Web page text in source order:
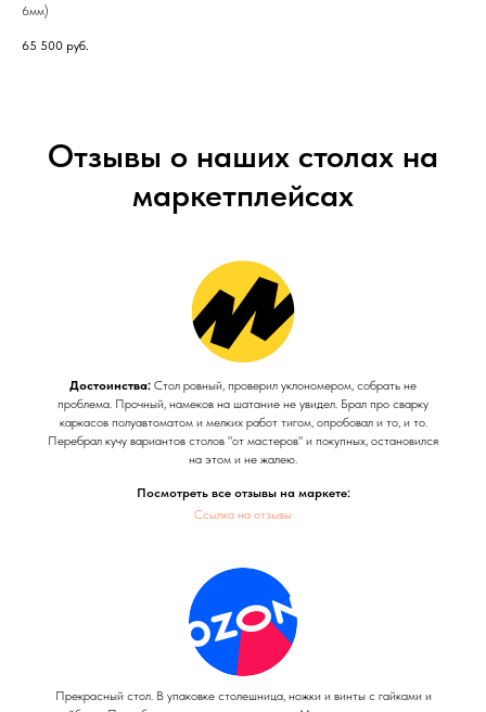
6мм)
65 500 руб.
Отзывы о наших столах на
маркетплейсах
Достоинства: Стол ровный, проверил уклономером, собрать не
проблема. Прочный, намеков на шатание не увидел. Брал про сварку
каркасов полуавтоматом и мелких работ тигом, опробовал и то, и то.
Перебрал кучу вариантов столов "от мастеров" и покупных, остановился
на этом и не жалею.
Посмотреть все отзывы на маркете:
Ссылка на отзывы
Прекрасный стол. В упаковке столешница, ножки и винты с гайками и